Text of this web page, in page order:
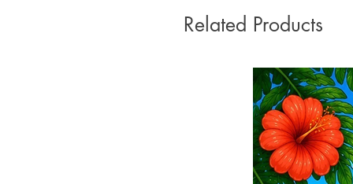
Related Products